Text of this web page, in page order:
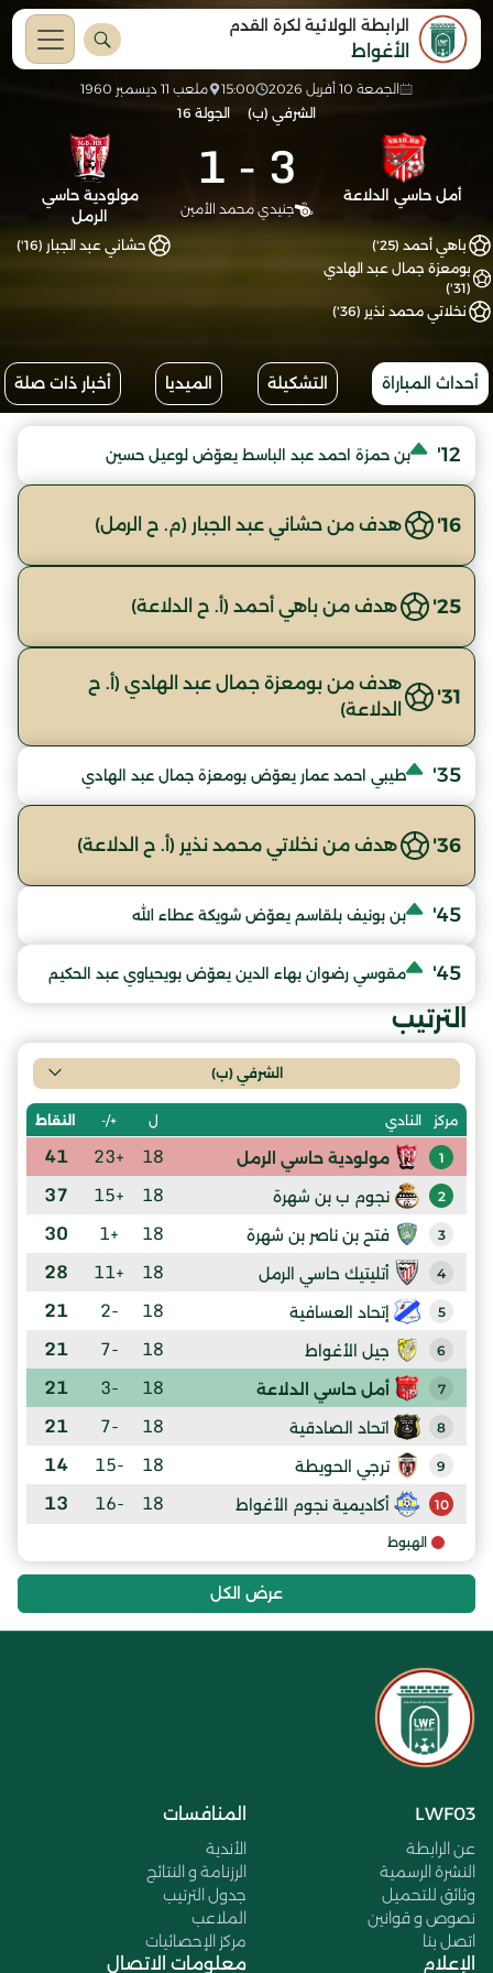
الرابطة الولائية لكرة القدم
الأغواط
الجمعة 10 أفريل 2026 15:00
ملعب 11 ديسمبر 1960
الشرفي (ب)
الجولة 16
أمل حاسي الدلاعة 3
-
1
جنيدي محمد الأمين
مولودية حاسي
الرمل
باهي أحمد (25')
بومعزة جمال عبد الهادي
(31')
نخلاتي محمد نذير (36')
حشاني عبد الجبار (16')
أحداث المباراة التشكيلة الميديا أخبار ذات صلة
12' بن حمزة احمد عبد الباسط يعوّض لوعيل حسين
16' هدف من حشاني عبد الجبار (م. ح الرمل)
25' هدف من باهي أحمد (أ. ح الدلاعة)
31'
هدف من بومعزة جمال عبد الهادي (أ. ح
الدلاعة)
35' طيبي احمد عمار يعوّض بومعزة جمال عبد الهادي
36' هدف من نخلاتي محمد نذير (أ. ح الدلاعة)
45' بن بونيف بلقاسم يعوّض شويكة عطاء الله
45' مقوسي رضوان بهاء الدين يعوّض بويحياوي عبد الحكيم
الترتيب
الشرفي (ب)
مركز النادي ل +/- النقاط
1 مولودية حاسي الرمل 18
+23
41
2 نجوم ب بن شهرة 18
+15
37
3 فتح بن ناصر بن شهرة 18
+1
30
4 أتليتيك حاسي الرمل 18
+11
28
5 إتحاد العسافية 18
-2
21
6 جيل الأغواط 18
-7
21
7 أمل حاسي الدلاعة 18
-3
21
8 اتحاد الصادقية 18
-7
21
9 ترجي الحويطة 18
-15
14
10 أكاديمية نجوم الأغواط 18
-16
13
الهبوط
عرض الكل
LWF03
عن الرابطة
النشرة الرسمية
وثائق للتحميل
نصوص و قوانين
اتصل بنا
المنافسات
الأندية
الرزنامة و النتائج
جدول الترتيب
الملاعب
مركز الإحصائيات
الإعلام معلومات الاتصال